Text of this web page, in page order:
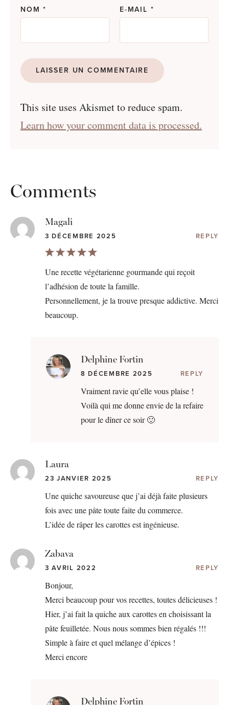
NOM* E-MAIL *
This site uses Akismet to reduce spam.
Learn how your comment data is processed.
Comments
Magali
3 DÉCEMBRE 2025 REPLY
Une recette végétarienne gourmande qui reçoit
l’adhésion de toute la famille.
Personnellement, je la trouve presque addictive. Merci
beaucoup.
Delphine Fortin
8 DÉCEMBRE 2025 REPLY
Vraiment ravie qu’elle vous plaise !
Voilà qui me donne envie de la refaire
pour le dîner ce soir 🙂
Laura
23 JANVIER 2025 REPLY
Une quiche savoureuse que j’ai déjà faite plusieurs
fois avec une pâte toute faite du commerce.
L’idée de râper les carottes est ingénieuse.
Zabava
3 AVRIL 2022 REPLY
Bonjour,
Merci beaucoup pour vos recettes, toutes délicieuses !
Hier, j’ai fait la quiche aux carottes en choisissant la
pâte feuilletée. Nous nous sommes bien régalés !!!
Simple à faire et quel mélange d’épices !
Merci encore
Delphine Fortin